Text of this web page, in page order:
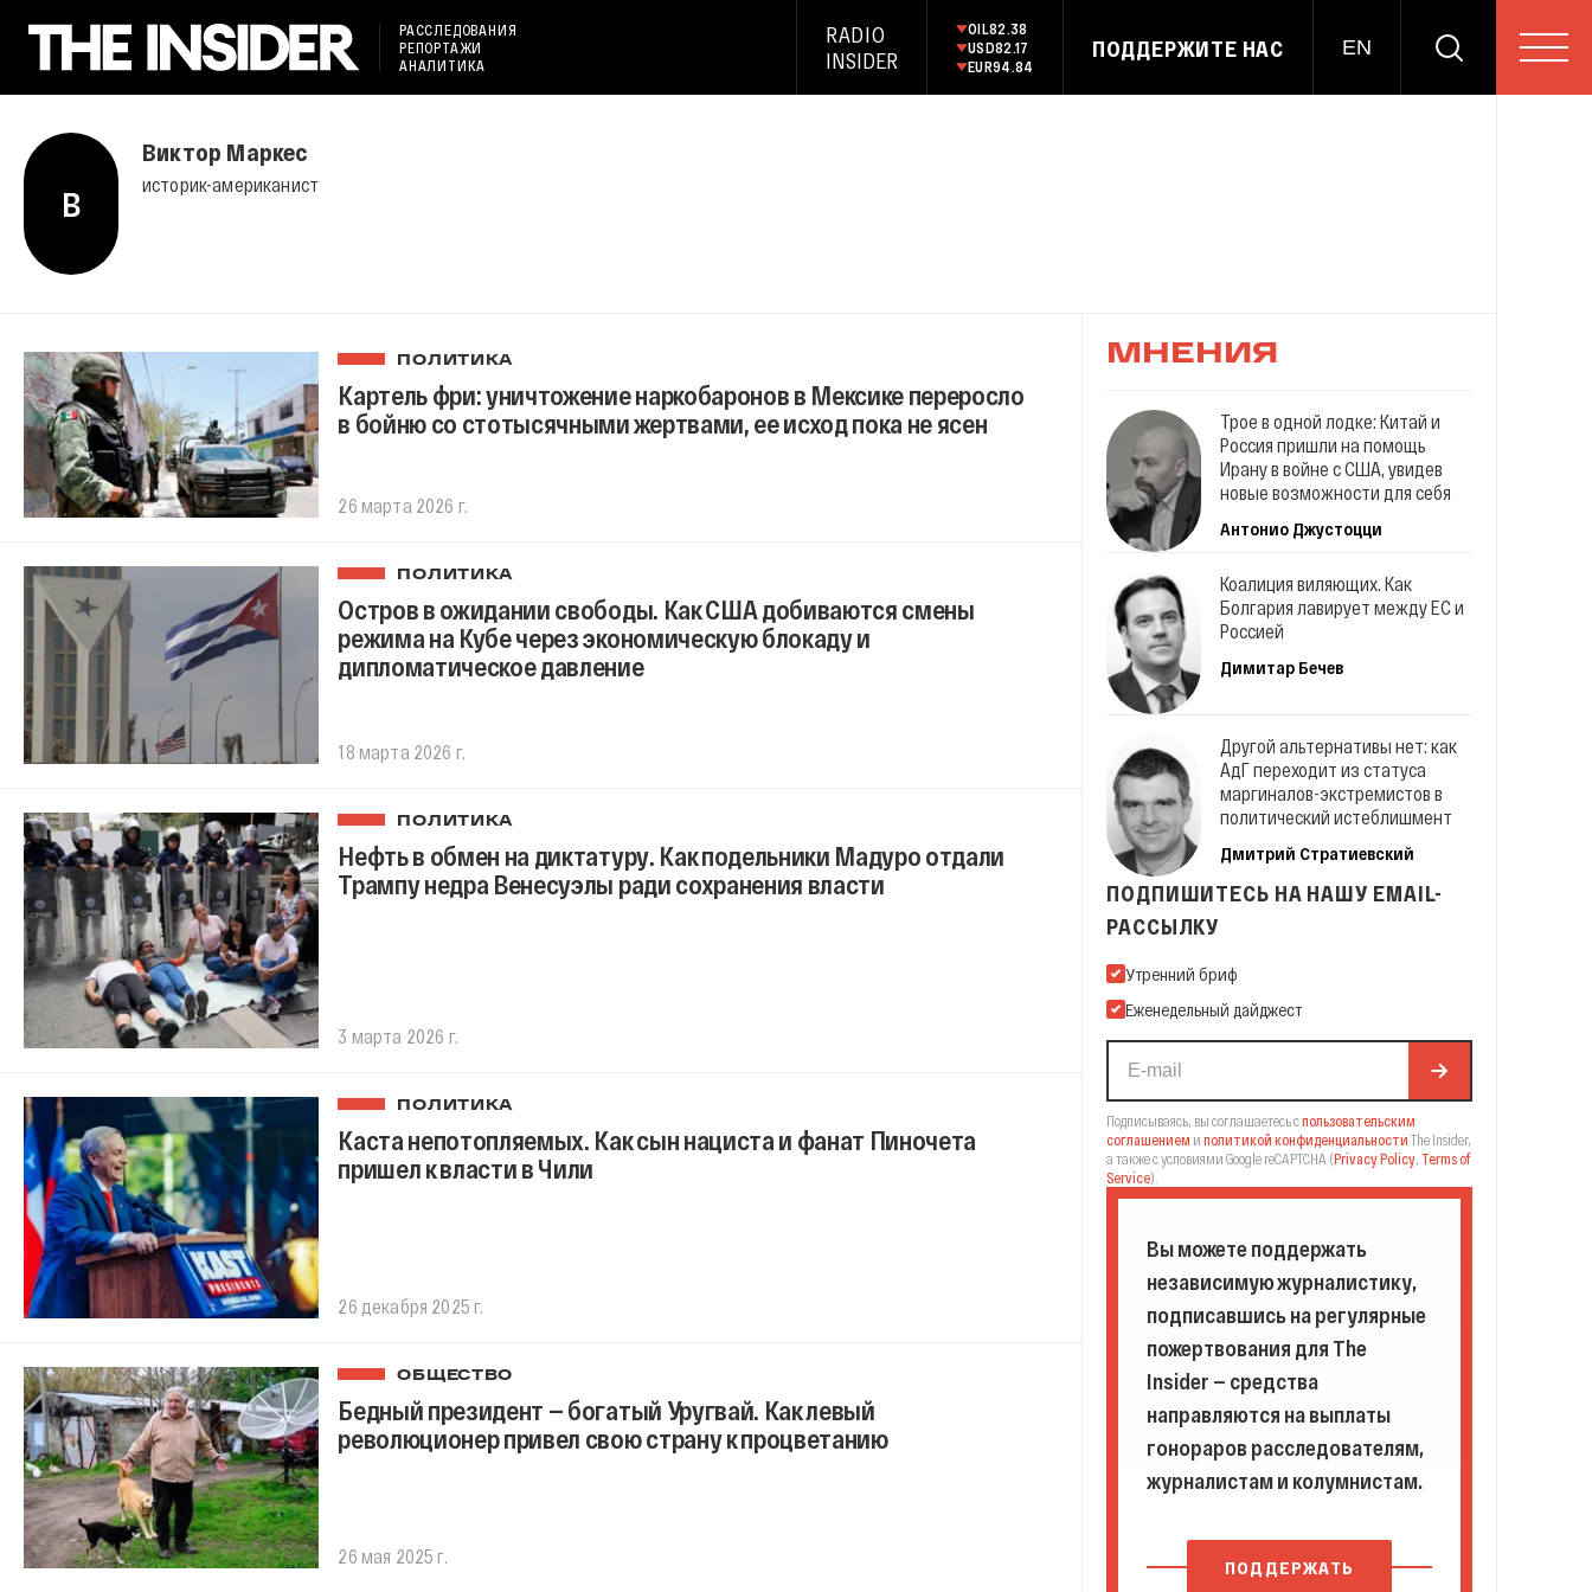
РАССЛЕДОВАНИЯ
РЕПОРТАЖИ
АНАЛИТИКА
RADIO
INSIDER
OIL82.38
USD82.17
EUR94.84
ПОДДЕРЖИТЕ НАС EN
В
Виктор Маркес
историк-американист
ПОЛИТИКА
Картель фри: уничтожение наркобаронов в Мексике переросло
в бойню со стотысячными жертвами, ее исход пока не ясен
26 марта 2026 г.
ПОЛИТИКА
Остров в ожидании свободы. Как США добиваются смены
режима на Кубе через экономическую блокаду и
дипломатическое давление
18 марта 2026 г.
ПОЛИТИКА
Нефть в обмен на диктатуру. Как подельники Мадуро отдали
Трампу недра Венесуэлы ради сохранения власти
3 марта 2026 г.
ПОЛИТИКА
Каста непотопляемых. Как сын нациста и фанат Пиночета
пришел к власти в Чили
26 декабря 2025 г.
ОБЩЕСТВО
Бедный президент — богатый Уругвай. Как левый
революционер привел свою страну к процветанию
26 мая 2025 г.
МНЕНИЯ
Трое в одной лодке: Китай и
Россия пришли на помощь
Ирану в войне с США, увидев
новые возможности для себя
Антонио Джустоцци
Коалиция виляющих. Как
Болгария лавирует между ЕС и
Россией
Димитар Бечев
Другой альтернативы нет: как
АдГ переходит из статуса
маргиналов-экстремистов в
политический истеблишмент
Дмитрий Стратиевский
ПОДПИШИТЕСЬ НА НАШУ EMAIL-
РАССЫЛКУ
Подпишитесь на нашу Email-рассылку
Утренний бриф
Еженедельный дайджест
Подписываясь, вы соглашаетесь спользовательским
соглашением и политикой конфиденциальности The Insider,
а также с условиями Google reCAPTCHA (Privacy Policy, Terms of
Service).
Вы можете поддержать
независимую журналистику,
подписавшись на регулярные
пожертвования для The
Insider — средства
направляются на выплаты
гонораров расследователям,
журналистам и колумнистам.
ПОДДЕРЖАТЬ